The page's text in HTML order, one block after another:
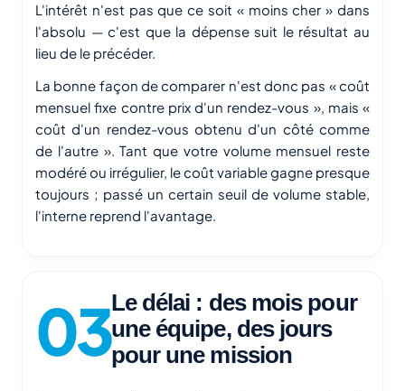
L'intérêt n'est pas que ce soit « moins cher » dans
l'absolu — c'est que la dépense suit le résultat au
lieu de le précéder.
La bonne façon de comparer n'est donc pas « coût
mensuel fixe contre prix d'un rendez-vous », mais «
coût d'un rendez-vous obtenu d'un côté comme
de l'autre ». Tant que votre volume mensuel reste
modéré ou irrégulier, le coût variable gagne presque
toujours ; passé un certain seuil de volume stable,
l'interne reprend l'avantage.
Le délai : des mois pour
une équipe, des jours
pour une mission